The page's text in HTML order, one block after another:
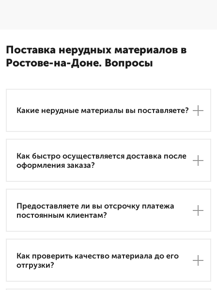
Поставка нерудных материалов в
Ростове-на-Доне. Вопросы
Какие нерудные материалы вы поставляете?
Как быстро осуществляется доставка после
оформления заказа?
Предоставляете ли вы отсрочку платежа
постоянным клиентам?
Как проверить качество материала до его
отгрузки?